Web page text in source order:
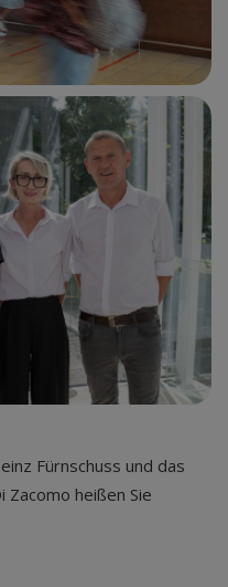
Fürnschuss und das
Zacomo heißen Sie